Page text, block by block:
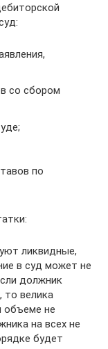
со сбором
по
ликвидные,
в суд может не
должник
то велика
объеме не
на всех не
будет